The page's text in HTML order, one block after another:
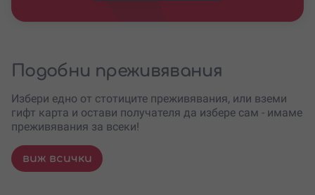
Подобни преживявания
Избери едно от стотиците преживявания, или вземи
гифт карта и остави получателя да избере сам - имаме
преживявания за всеки!
виж всички